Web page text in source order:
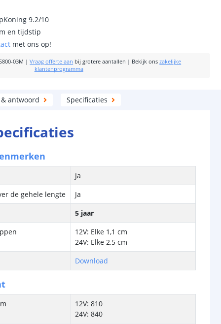
9.2/10
en tijdstip
met ons op!
03M |Vraag offerte aan bij grotere aantallen | Bekijk ons zakelijke
klantenprogramma
antwoord Specificaties
Ja
de gehele lengte
Ja
5 jaar
12V: Elke 1,1 cm
24V: Elke 2,5 cm
Download
12V: 810
24V: 840